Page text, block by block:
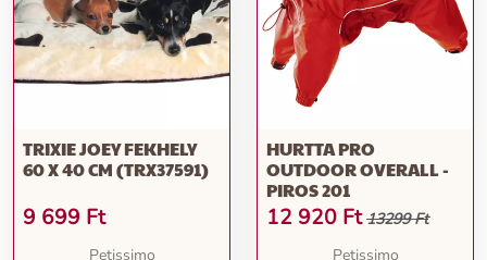
TRIXIE JOEY FEKHELY
60 X 40 CM (TRX37591)
9 699 Ft
Petissimo
HURTTA PRO
OUTDOOR OVERALL -
PIROS 201
12 920 Ft 13299 Ft
Petissimo